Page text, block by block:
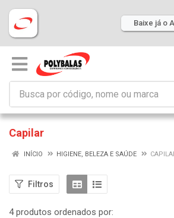
Baixe já o
Capilar
INÍCIO HIGIENE, BELEZA E SAÚDE
Filtros
4 produtos ordenados por: